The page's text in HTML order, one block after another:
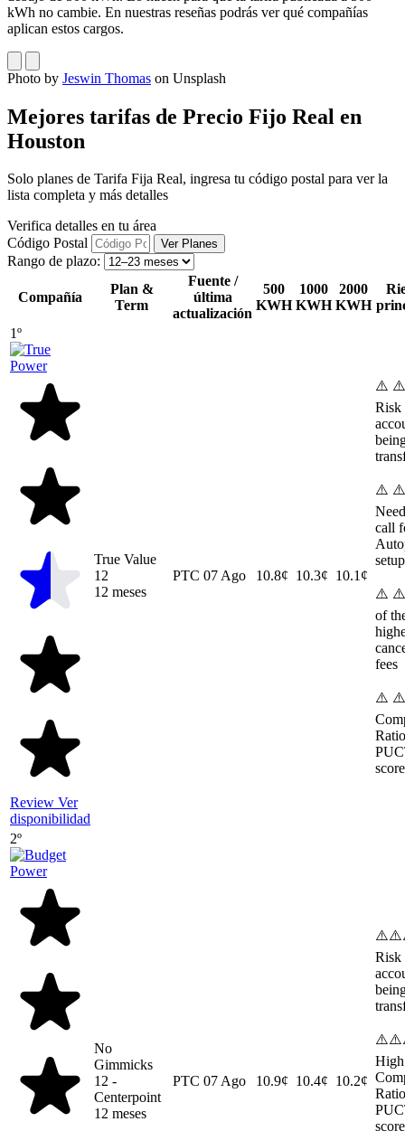
kWh no cambie. En nuestras reseñas podrás ver qué compañías
aplican estos cargos.
Photo by Jeswin Thomas on Unsplash
Mejores tarifas de Precio Fijo Real en
Houston
Solo planes de Tarifa Fija Real, ingresa tu código postal para ver la
lista completa y más detalles
Verifica detalles en tu área
Código Postal
Rango de plazo:
Compañía
Plan &
Term
Fuente /
última
actualización
500
KWH
1000
KWH
2000
KWH
1º
Review Ver
disponibilidad
True Value
12
12 meses
PTC 07 Ago 10.8¢ 10.3¢ 10.1¢
⚠️
Risk
⚠️
call
setup
⚠️ ⚠️
of
fees
⚠️ ⚠️
score
2º
No
Gimmicks
12 -
Centerpoint
12 meses
PTC 07 Ago 10.9¢ 10.4¢ 10.2¢
Risk
High
score